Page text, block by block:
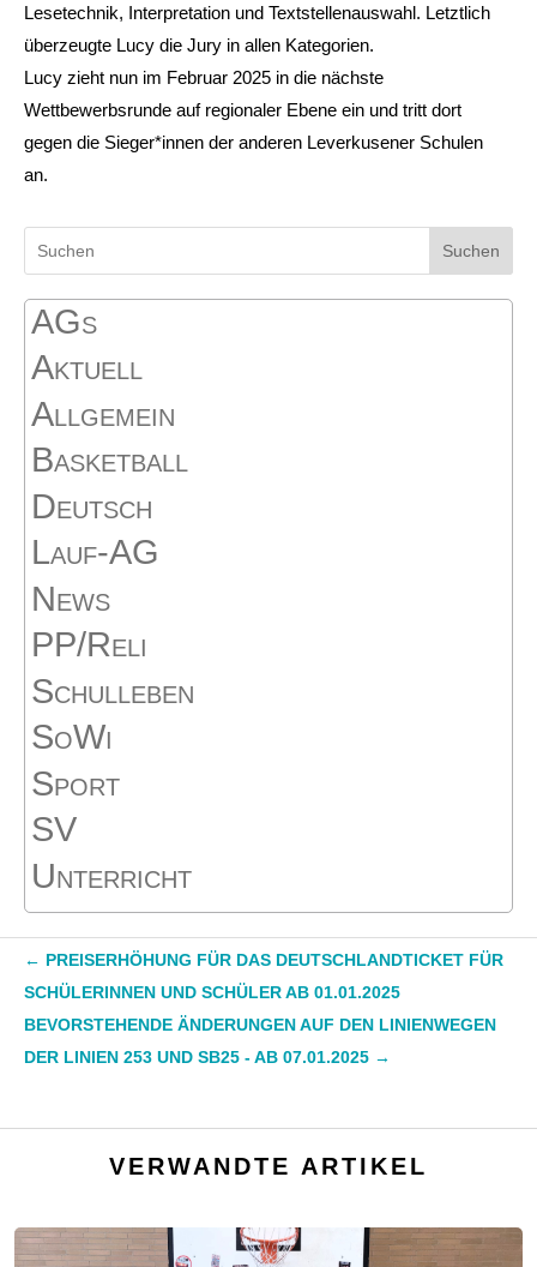
Lesetechnik, Interpretation und Textstellenauswahl. Letztlich
überzeugte Lucy die Jury in allen Kategorien.
Lucy zieht nun im Februar 2025 in die nächste
Wettbewerbsrunde auf regionaler Ebene ein und tritt dort
gegen die Sieger*innen der anderen Leverkusener Schulen
an.
Suchen
AGs
Aktuell
Allgemein
Basketball
Deutsch
Lauf-AG
News
PP/Reli
Schulleben
SoWi
Sport
SV
Unterricht
← PREISERHÖHUNG FÜR DAS DEUTSCHLANDTICKET FÜR
SCHÜLERINNEN UND SCHÜLER AB 01.01.2025
BEVORSTEHENDE ÄNDERUNGEN AUF DEN LINIENWEGEN
DER LINIEN 253 UND SB25 - AB 07.01.2025 →
VERWANDTE ARTIKEL